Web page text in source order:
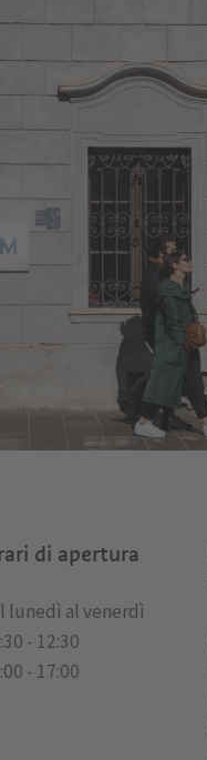
di apertura
lunedì al venerdì
- 12:30
- 17:00